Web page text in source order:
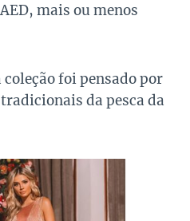
mais ou menos
foi pensado por
da pesca da